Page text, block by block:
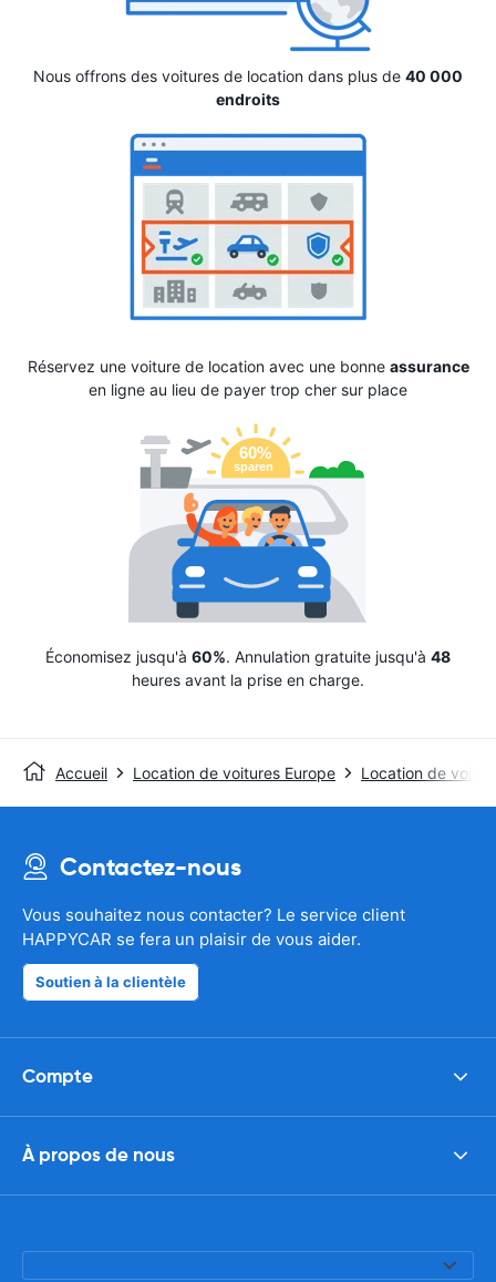
Nous offrons des voitures de location dans plus de 40 000
endroits
Réservez une voiture de location avec une bonne assurance
en ligne au lieu de payer trop cher sur place
Économisez jusqu'à 60%. Annulation gratuite jusqu'à 48
heures avant la prise en charge.
Accueil Location de voitures Europe Location de
Contactez-nous
Vous souhaitez nous contacter? Le service client
HAPPYCAR se fera un plaisir de vous aider.
Soutien à la clientèle
Compte
À propos de nous